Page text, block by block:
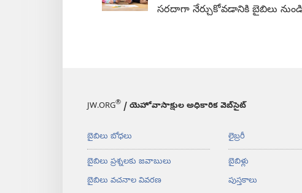
సరదాగా నేర్చుకోవడానికి బైబిలు
JW.ORG® / యెహోవాసాక్షుల అధికారిక వెబ్‌సైట్‌
బైబిలు బోధలు
బైబిలు ప్రశ్నలకు జవాబులు
బైబిలు వచనాల వివరణ
లైబ్రరీ
బైబిళ్లు
పుస్తకాలు